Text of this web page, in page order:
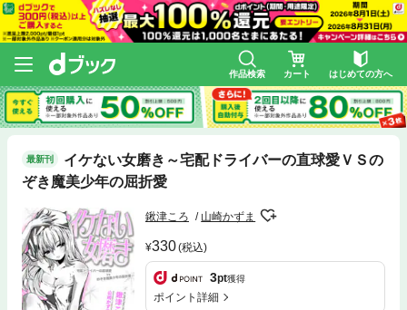
作品検索 カート はじめての方へ
最新刊
イケない女磨き～宅配ドライバーの直球愛ＶＳの
ぞき魔美少年の屈折愛
鍬津ころ 山崎かずま
330(税込)
3pt獲得
ポイント詳細